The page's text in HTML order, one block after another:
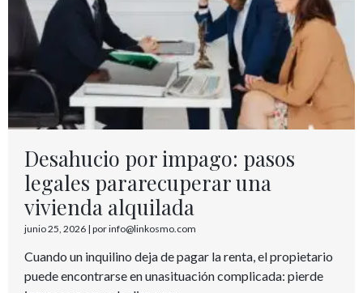
Desahucio por impago: pasos
legales pararecuperar una
vivienda alquilada
junio 25, 2026 | por info@linkosmo.com
Cuando un inquilino deja de pagar la renta, el propietario
puede encontrarse en unasituación complicada: pierde